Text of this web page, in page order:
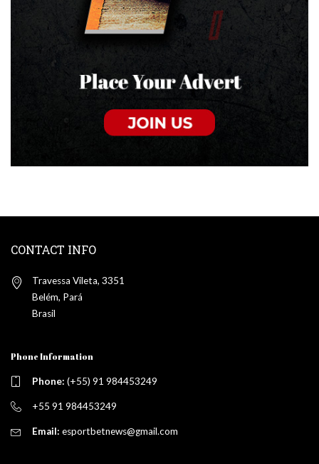
CONTACT INFO
Travessa Vileta, 3351
Belém, Pará
Brasil
Phone Information
Phone: (+55) 91 984453249
+55 91 984453249
Email: esportbetnews@gmail.com